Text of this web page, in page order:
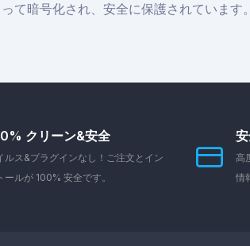
て暗号化され、安全に保護されています。
クリーン&安全
ルス&プラグインなし！ご注文とイン
ールが 100% 安全です。
高
情